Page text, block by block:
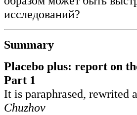
исследований?
Summary
Placebo plus: report on
Part 1
It is paraphrased, rewrited
Chuzhov